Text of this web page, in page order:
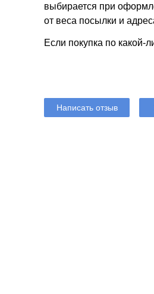
выбирается при
от веса посылки и
Если покупка по
Написать отзыв